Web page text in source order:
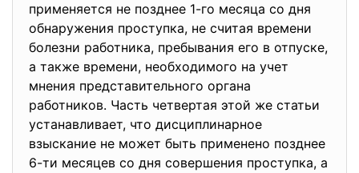
применяется не позднее 1-го месяца со дня
обнаружения проступка, не считая времени
болезни работника, пребывания его в отпуске,
а также времени, необходимого на учет
мнения представительного органа
работников. Часть четвертая этой же статьи
устанавливает, что дисциплинарное
взыскание не может быть применено позднее
6-ти месяцев со дня совершения проступка, а